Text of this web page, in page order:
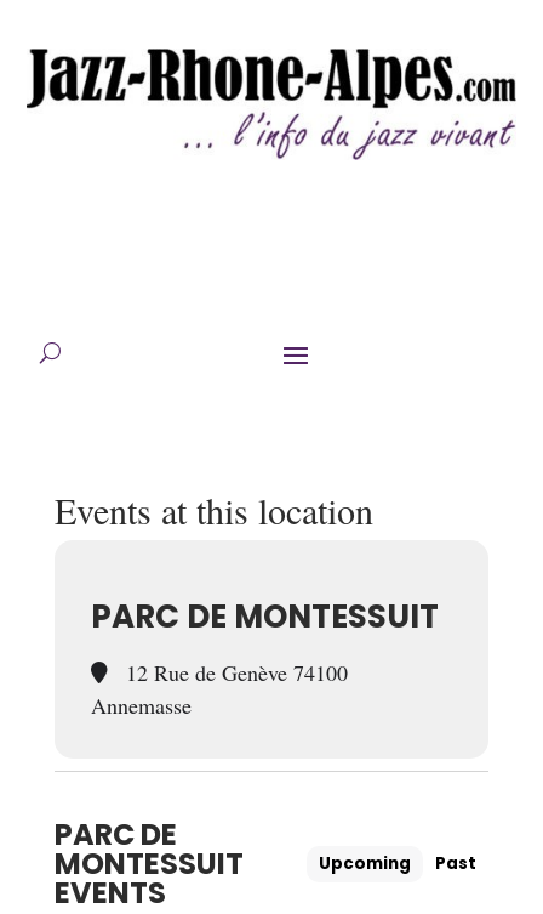
Events at this location
PARC DE MONTESSUIT
12 Rue de Genève 74100
Annemasse
PARC DE
MONTESSUIT
EVENTS
Upcoming Past